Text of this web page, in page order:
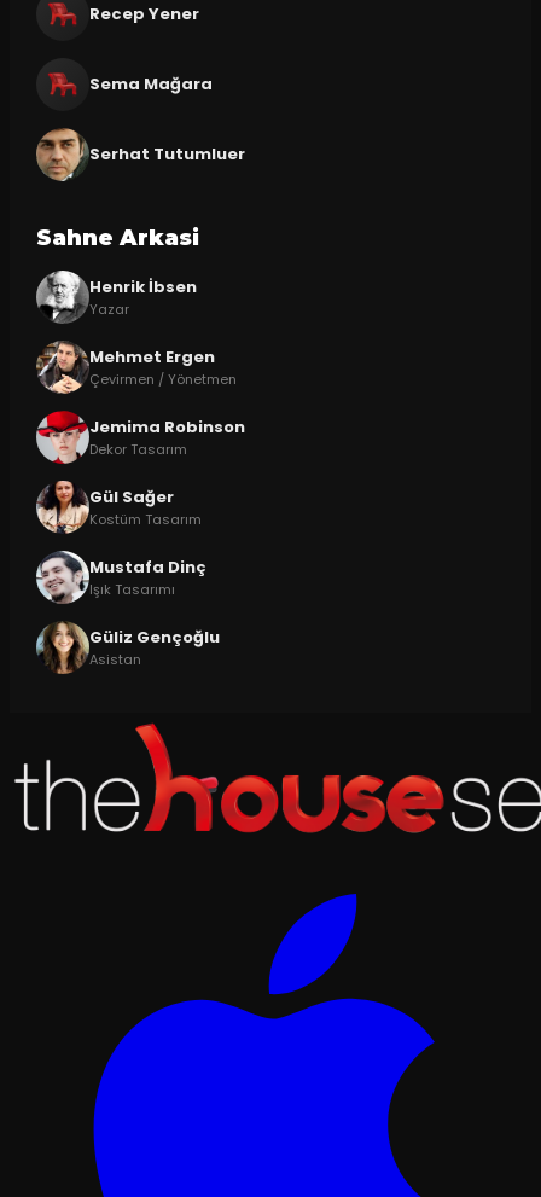
Recep Yener
Sema Mağara
Serhat Tutumluer
Sahne Arkasi
Henrik İbsen
Yazar
Mehmet Ergen
Çevirmen / Yönetmen
Jemima Robinson
Dekor Tasarım
Gül Sağer
Kostüm Tasarım
Mustafa Dinç
Işık Tasarımı
Güliz Gençoğlu
Asistan